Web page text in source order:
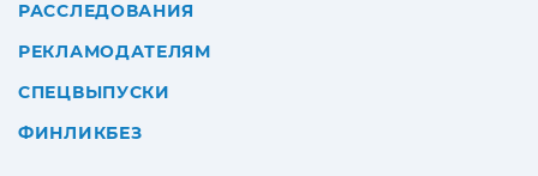
РАССЛЕДОВАНИЯ
РЕКЛАМОДАТЕЛЯМ
СПЕЦВЫПУСКИ
ФИНЛИКБЕЗ